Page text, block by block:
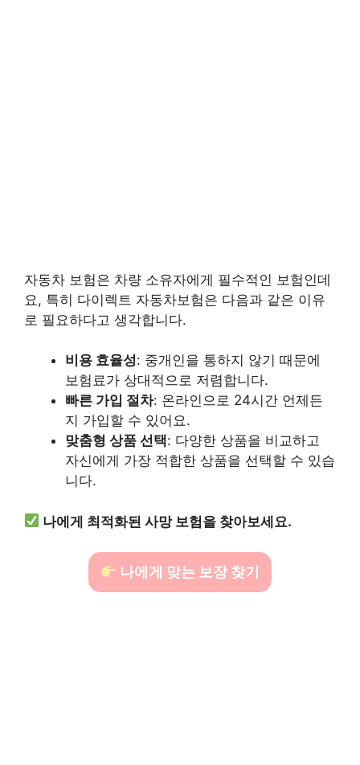
자동차 보험은 차량 소유자에게 필수적인 보험인데
요, 특히 다이렉트 자동차보험은 다음과 같은 이유
로 필요하다고 생각합니다.
비용 효율성: 중개인을 통하지 않기 때문에
보험료가 상대적으로 저렴합니다.
빠른 가입 절차: 온라인으로 24시간 언제든
지 가입할 수 있어요.
맞춤형 상품 선택: 다양한 상품을 비교하고
자신에게 가장 적합한 상품을 선택할 수 있습
니다.
나에게 최적화된 사망 보험을 찾아보세요.
나에게 맞는 보장 찾기